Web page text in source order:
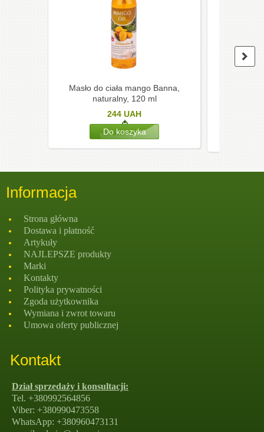
Masło do ciała mango Banna,
naturalny, 120 ml
244 UAH
Informacja
Strona głównа
Dostawa i płatność
Artykuły
NAJLEPSZE produkty
Marki
Kontakty
Polityka prywatności
Zgoda użytkownika
Wymiana i zwrot towaru
Umowa oferty publicznej
Kontakt
Dział sprzedaży i konsultacji:
Tel. +380992564856
Viber: +380990473558
WhatsApp: +380960473131